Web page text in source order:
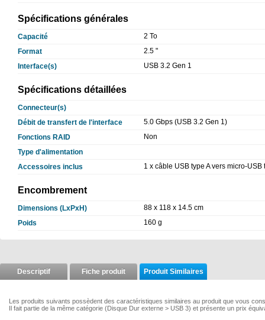
Spécifications générales
Capacité
2 To
Format
2.5 "
Interface(s)
USB 3.2 Gen 1
Spécifications détaillées
Connecteur(s)
Débit de transfert de l'interface
5.0 Gbps (USB 3.2 Gen 1)
Fonctions RAID
Non
Type d'alimentation
Accessoires inclus
1 x câble USB type A vers micro-USB
Encombrement
Dimensions (LxPxH)
88 x 118 x 14.5 cm
Poids
160 g
Descriptif Fiche produit Produit Similaires
Les produits suivants possèdent des caractéristiques similaires au produit que vous
Il fait partie de la même catégorie (Disque Dur externe > USB 3) et présente un prix